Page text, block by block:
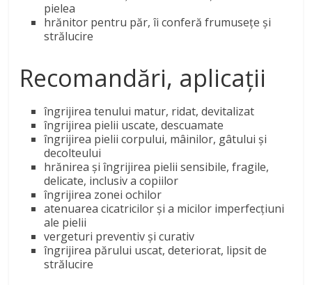
pielea
hrănitor pentru păr, îi conferă frumusețe și
strălucire
Recomandări, aplicații
îngrijirea tenului matur, ridat, devitalizat
îngrijirea pielii uscate, descuamate
îngrijirea pielii corpului, mâinilor, gâtului și
decolteului
hrănirea și îngrijirea pielii sensibile, fragile,
delicate, inclusiv a copiilor
îngrijirea zonei ochilor
atenuarea cicatricilor și a micilor imperfecțiuni
ale pielii
vergeturi preventiv și curativ
îngrijirea părului uscat, deteriorat, lipsit de
strălucire